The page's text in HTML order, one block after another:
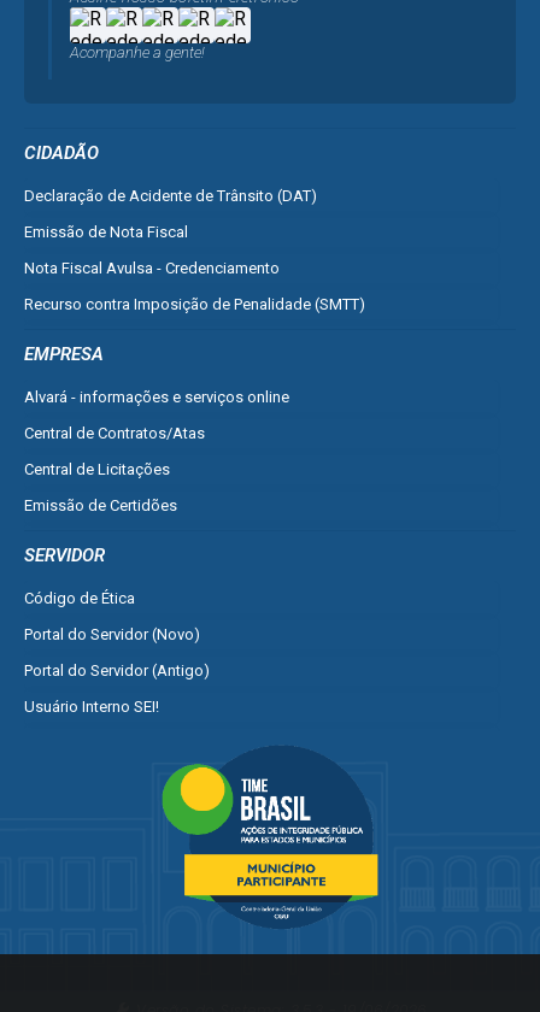
CIDADÃO
Declaração de Acidente de Trânsito (DAT)
Emissão de Nota Fiscal
Nota Fiscal Avulsa - Credenciamento
Recurso contra Imposição de Penalidade (SMTT)
EMPRESA
Alvará - informações e serviços online
Central de Contratos/Atas
Central de Licitações
Emissão de Certidões
SERVIDOR
Código de Ética
Portal do Servidor (Novo)
Portal do Servidor (Antigo)
Usuário Interno SEI!
Manual de Gestão Patrimonial
Ver mais serviços para o Servidor
Acompanhe a gente!